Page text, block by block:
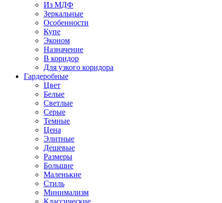
Из МДФ
Зеркальные
Особенности
Купе
Эконом
Назначение
В коридор
Для узкого коридора
Гардеробные
Цвет
Белые
Светлые
Серые
Темные
Цена
Элитные
Дешевые
Размеры
Большие
Маленькие
Стиль
Минимализм
Классические